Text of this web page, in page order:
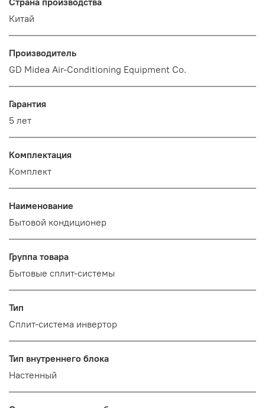
Китай
Производитель
GD Midea Air-Conditioning Equipment Co.
Гарантия
5 лет
Комплектация
Комплект
Наименование
Бытовой кондиционер
Группа товара
Бытовые сплит-системы
Тип
Сплит-система инвертор
Тип внутреннего блока
Настенный